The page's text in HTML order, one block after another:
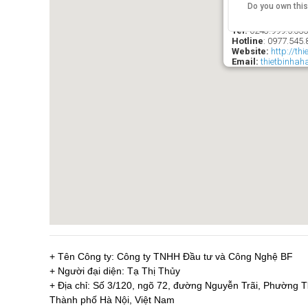
SIÊU THỊ
: 21 Ngõ 84
Tel:0243.999.5.333
Hotline:
Website: http://
Email:
Do you own
+ Tên Công ty: Công ty TNHH Đầu tư và Công Nghệ BF
+ Người đại diện: Tạ Thị Thủy
+ Địa chỉ: Số 3/120, ngõ 72, đường Nguyễn Trãi, Phường
Thành phố Hà Nội, Việt Nam